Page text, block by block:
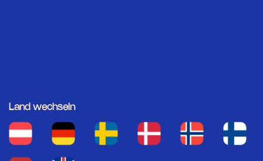
Land wechseln